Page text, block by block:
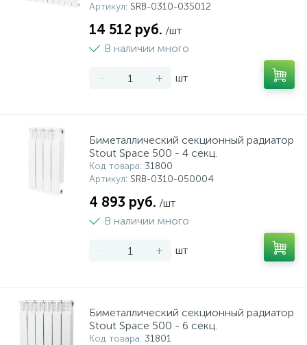
Артикул: SRB-0310-035012
14 512 руб. /шт
В наличии много
- + шт
Биметаллический секционный радиатор
Stout Space 500 - 4 секц.
Код товара: 31800
Артикул: SRB-0310-050004
4 893 руб. /шт
В наличии много
- + шт
Биметаллический секционный радиатор
Stout Space 500 - 6 секц.
Код товара: 31801